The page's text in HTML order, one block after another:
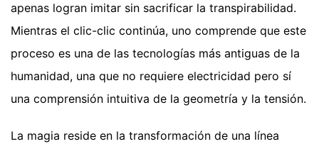
apenas logran imitar sin sacrificar la transpirabilidad.
Mientras el clic-clic continúa, uno comprende que este
proceso es una de las tecnologías más antiguas de la
humanidad, una que no requiere electricidad pero sí
una comprensión intuitiva de la geometría y la tensión.
La magia reside en la transformación de una línea